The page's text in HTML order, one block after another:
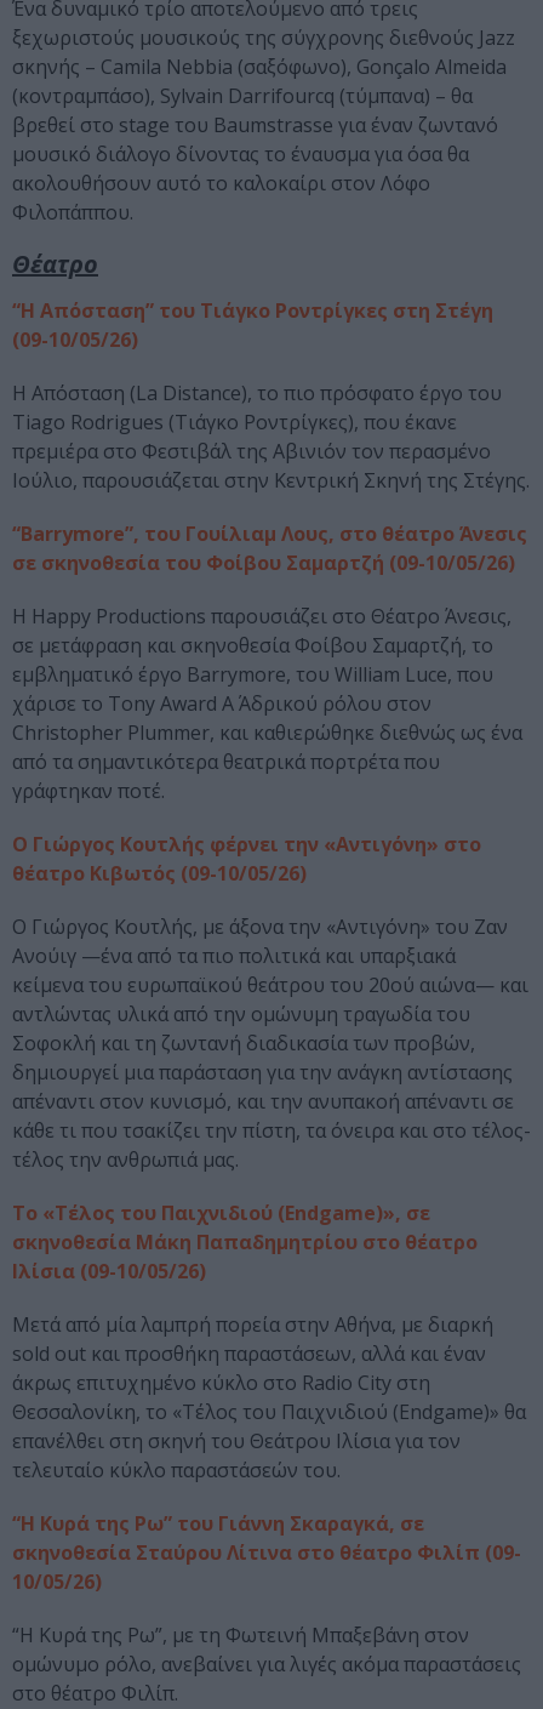
Ένα δυναμικό τρίο αποτελούμενο από τρεις
ξεχωριστούς μουσικούς της σύγχρονης διεθνούς Jazz
σκηνής – Camila Nebbia (σαξόφωνο), Gonçalo Almeida
(κοντραμπάσο), Sylvain Darrifourcq (τύμπανα) – θα
βρεθεί στο stage του Baumstrasse για έναν ζωντανό
μουσικό διάλογο δίνοντας το έναυσμα για όσα θα
ακολουθήσουν αυτό το καλοκαίρι στον Λόφο
Φιλοπάππου.
Θέατρο
“Η Απόσταση” του Τιάγκο Ροντρίγκες στη Στέγη
(09-10/05/26)
Η Απόσταση (La Distance), το πιο πρόσφατο έργο του
Tiago Rodrigues (Τιάγκο Ροντρίγκες), που έκανε
πρεμιέρα στο Φεστιβάλ της Αβινιόν τον περασμένο
Ιούλιο, παρουσιάζεται στην Κεντρική Σκηνή της Στέγης.
“Barrymore”, του Γουίλιαμ Λους, στο θέατρο Άνεσις
σε σκηνοθεσία του Φοίβου Σαμαρτζή (09-10/05/26)
Η Happy Productions παρουσιάζει στο Θέατρο Άνεσις,
σε μετάφραση και σκηνοθεσία Φοίβου Σαμαρτζή, το
εμβληματικό έργο Barrymore, του William Luce, που
χάρισε το Tony Award Α΄ Αδρικού ρόλου στον
Christopher Plummer, και καθιερώθηκε διεθνώς ως ένα
από τα σημαντικότερα θεατρικά πορτρέτα που
γράφτηκαν ποτέ.
Ο Γιώργος Κουτλής φέρνει την «Αντιγόνη» στο
θέατρο Κιβωτός (09-10/05/26)
Ο Γιώργος Κουτλής, με άξονα την «Αντιγόνη» του Ζαν
Ανούιγ —ένα από τα πιο πολιτικά και υπαρξιακά
κείμενα του ευρωπαϊκού θεάτρου του 20ού αιώνα— και
αντλώντας υλικά από την ομώνυμη τραγωδία του
Σοφοκλή και τη ζωντανή διαδικασία των προβών,
δημιουργεί μια παράσταση για την ανάγκη αντίστασης
απέναντι στον κυνισμό, και την ανυπακοή απέναντι σε
κάθε τι που τσακίζει την πίστη, τα όνειρα και στο τέλος-
τέλος την ανθρωπιά μας.
Το «Τέλος του Παιχνιδιού (Endgame)», σε
σκηνοθεσία Μάκη Παπαδημητρίου στο θέατρο
Ιλίσια (09-10/05/26)
Μετά από μία λαμπρή πορεία στην Αθήνα, με διαρκή
sold out και προσθήκη παραστάσεων, αλλά και έναν
άκρως επιτυχημένο κύκλο στο Radio City στη
Θεσσαλονίκη, το «Τέλος του Παιχνιδιού (Endgame)» θα
επανέλθει στη σκηνή του Θεάτρου Ιλίσια για τον
τελευταίο κύκλο παραστάσεών του.
“Η Κυρά της Ρω” του Γιάννη Σκαραγκά, σε
σκηνοθεσία Σταύρου Λίτινα στο θέατρο Φιλίπ (09-
10/05/26)
“Η Κυρά της Ρω”, με τη Φωτεινή Μπαξεβάνη στον
ομώνυμο ρόλο, ανεβαίνει για λιγές ακόμα παραστάσεις
στο θέατρο Φιλίπ.